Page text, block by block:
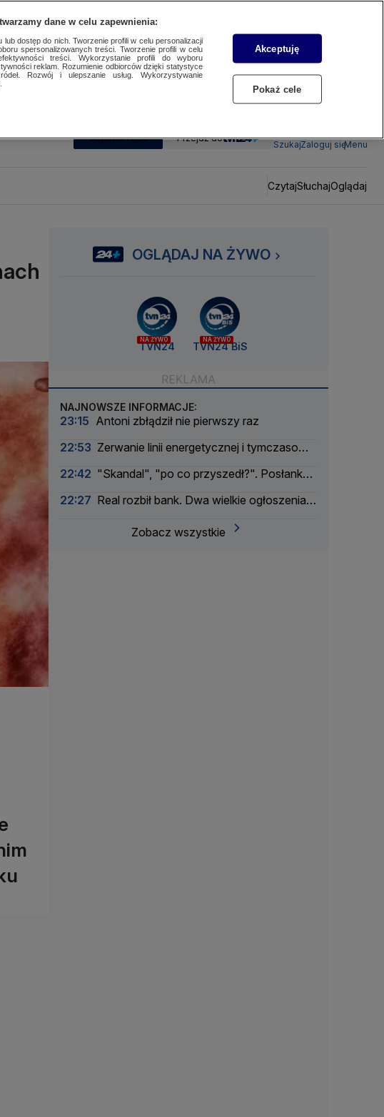
SUBSKRYBUJ Przejdź do
SzukajZaloguj sięMenu
CzytajSłuchajOglądaj
OGLĄDAJ NA ŻYWO
NA ŻYWO
TVN24
NA ŻYWO
TVN24 BiS
NAJNOWSZE INFORMACJE:
23:15 Antoni zbłądził nie pierwszy raz
22:53 Zerwanie linii energetycznej i tymczasowa
Wojskowa
22:42 "Skandal", "po co przyszedł?". Posłanka
22:27 Real rozbił bank. Dwa wielkie ogłoszenia
Zobacz wszystkie
dane w celu zapewnienia:
dostęp do nich. Tworzenie profili w celu personalizacji
spersonalizowanych treści. Tworzenie profili w celu
treści. Wykorzystanie profili do wyboru
reklam. Rozumienie odbiorców dzięki statystyce
Rozwój i ulepszanie usług. Wykorzystywanie
Akceptuję
Pokaż cele